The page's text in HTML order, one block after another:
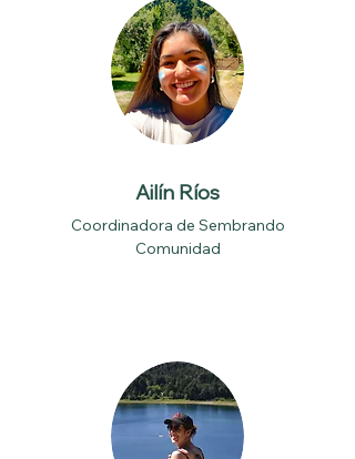
Ailín Ríos
Coordinadora de Sembrando
Comunidad